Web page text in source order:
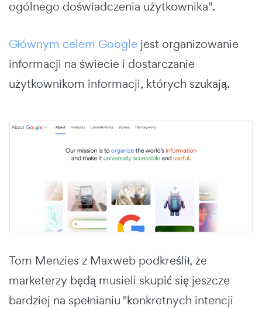
ogólnego doświadczenia użytkownika".
Głównym celem Google jest organizowanie
informacji na świecie i dostarczanie
użytkownikom informacji, których szukają.
Tom Menzies z Maxweb podkreślił, że
marketerzy będą musieli skupić się jeszcze
bardziej na spełnianiu "konkretnych intencji